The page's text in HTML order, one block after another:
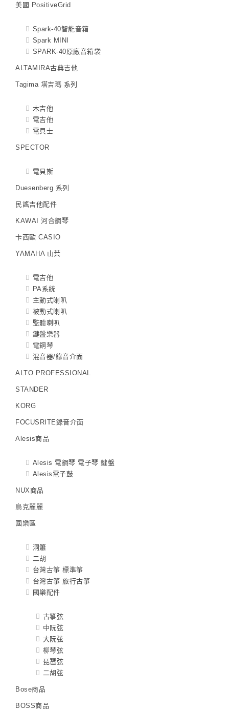
美國 PositiveGrid
Spark-40智能音箱
Spark MINI
SPARK-40原廠音箱袋
ALTAMIRA古典吉他
Tagima 塔吉瑪 系列
木吉他
電吉他
電貝士
SPECTOR
電貝斯
Duesenberg 系列
民謠吉他配件
KAWAI 河合鋼琴
卡西歐 CASIO
YAMAHA 山葉
電吉他
PA系統
主動式喇叭
被動式喇叭
監聽喇叭
鍵盤樂器
電鋼琴
混音器/錄音介面
ALTO PROFESSIONAL
STANDER
KORG
FOCUSRITE錄音介面
Alesis商品
Alesis 電鋼琴 電子琴 鍵盤
Alesis電子鼓
NUX商品
烏克麗麗
國樂區
洞簫
二胡
台灣古箏 標準箏
台灣古箏 旅行古箏
國樂配件
古箏弦
中阮弦
大阮弦
柳琴弦
琵琶弦
二胡弦
Bose商品
BOSS商品